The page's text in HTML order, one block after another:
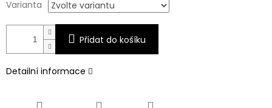
Varianta
Přidat do košíku
Detailní informace